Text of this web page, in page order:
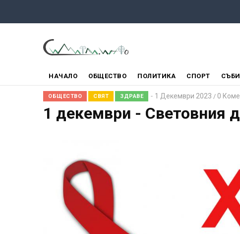
МЕНЮ
НАЧАЛО ОБЩЕСТВО ПОЛИТИКА СПОРТ
ОБЩЕСТВО СВЯТ ЗДРАВЕ 1 Декември 2023 / 0
1 декември - Световния